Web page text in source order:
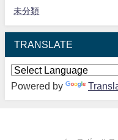
未分類
TRANSLATE
Powered by